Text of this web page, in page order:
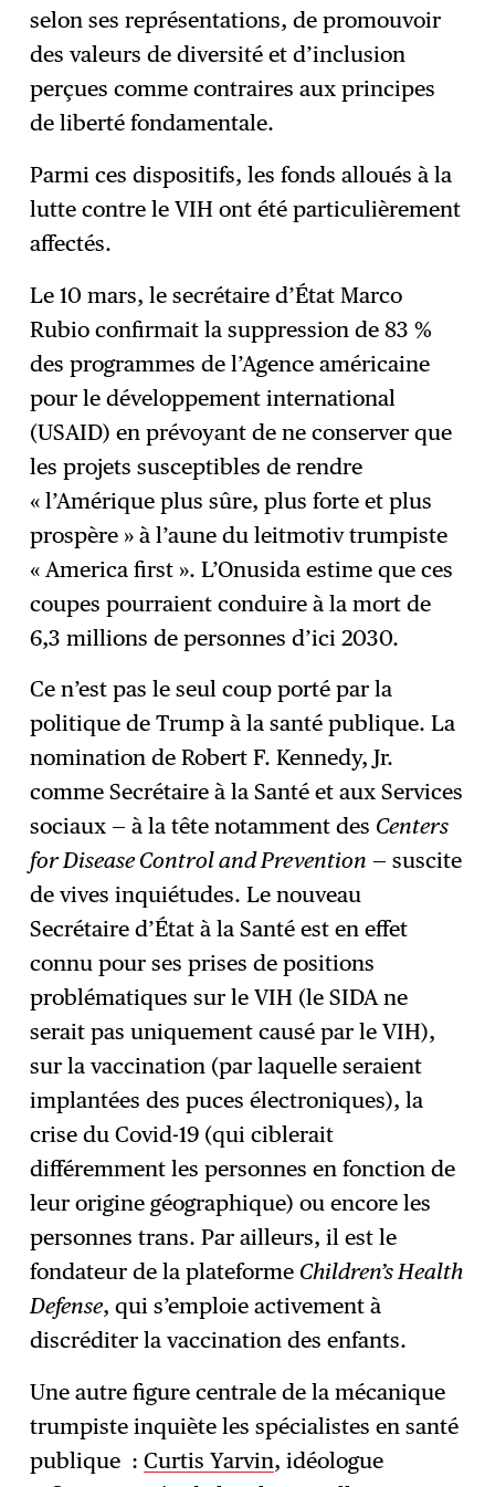
selon ses représentations, de promouvoir
des valeurs de diversité et d’inclusion
perçues comme contraires aux principes
de liberté fondamentale.
Parmi ces dispositifs, les fonds alloués à la
lutte contre le VIH ont été particulièrement
affectés.
Le 10 mars, le secrétaire d’État Marco
Rubio confirmait la suppression de 83 %
des programmes de l’Agence américaine
pour le développement international
(USAID) en prévoyant de ne conserver que
les projets susceptibles de rendre
« l’Amérique plus sûre, plus forte et plus
prospère » à l’aune du leitmotiv trumpiste
« America first ». L’Onusida estime que ces
coupes pourraient conduire à la mort de
6,3 millions de personnes d’ici 2030.
Ce n’est pas le seul coup porté par la
politique de Trump à la santé publique. La
nomination de Robert F. Kennedy, Jr.
comme Secrétaire à la Santé et aux Services
sociaux — à la tête notamment des Centers
for Disease Control and Prevention — suscite
de vives inquiétudes. Le nouveau
Secrétaire d’État à la Santé est en effet
connu pour ses prises de positions
problématiques sur le VIH (le SIDA ne
serait pas uniquement causé par le VIH),
sur la vaccination (par laquelle seraient
implantées des puces électroniques), la
crise du Covid-19 (qui ciblerait
différemment les personnes en fonction de
leur origine géographique) ou encore les
personnes trans. Par ailleurs, il est le
fondateur de la plateforme Children’s Health
Defense, qui s’emploie activement à
discréditer la vaccination des enfants.
Une autre figure centrale de la mécanique
trumpiste inquiète les spécialistes en santé
publique :Curtis Yarvin, idéologue